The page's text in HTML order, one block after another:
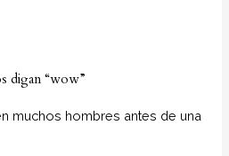
digan “wow”
muchos hombres antes de una